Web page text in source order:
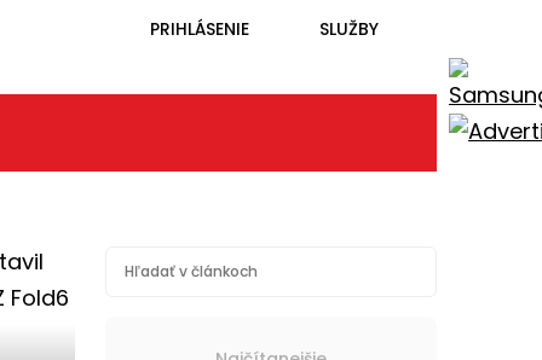
PRIHLÁSENIE SLUŽBY